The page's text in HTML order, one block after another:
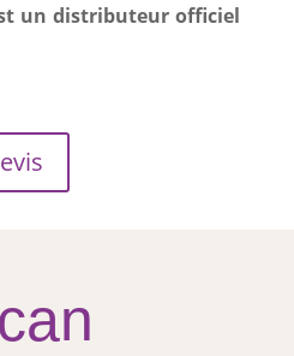
un distributeur officiel